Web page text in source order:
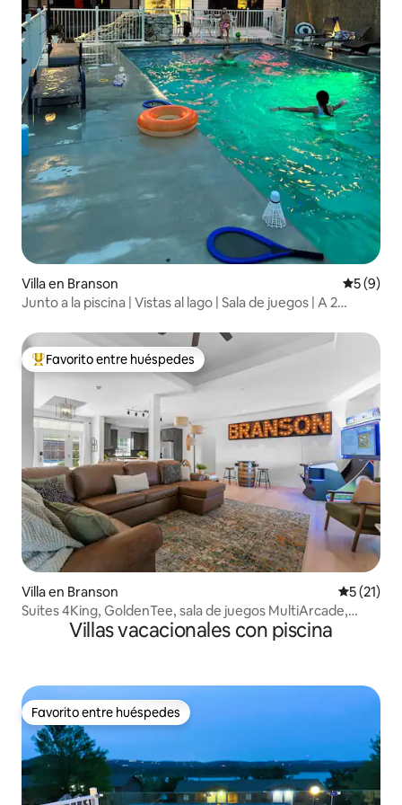
Villa en Branson
5 (9)
Junto a la piscina | Vistas al lago | Sala de juegos | A 2
Favorito entre huéspedes preferido
Favorito entre huéspedes
Villa en Branson
5 (21)
Suites 4King, GoldenTee, sala de juegos MultiArcade,
Villas vacacionales con piscina
Favorito entre huéspedes
Favorito entre huéspedes